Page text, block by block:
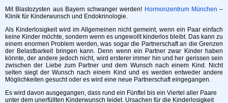
Mit Blastozysten aus Bayern schwanger werden! Hormonzentrum München –
Klinik für Kinderwunsch und Endokrinologie.
Als Kinderlosigkeit wird im Allgemeinen nicht gemeint, wenn ein Paar einfach
keine Kinder möchte, sondern wenn es ungewollt kinderlos bleibt. Das kann zu
einem enormen Problem werden, was sogar die Partnerschaft an die Grenzen
der Belastbarkeit bringen kann. Denn wenn ein Partner zwar Kinder haben
könnte, der andere jedoch nicht, wird ersterer immer hin und her gerissen sein
zwischen der Liebe zum Partner und dem Wunsch nach einem Kind. Nicht
selten siegt der Wunsch nach einem Kind und es werden entweder andere
Möglichkeiten gesucht oder es wird eine neue Partnerschaft eingegangen.
Es wird davon ausgegangen, dass rund ein Fünftel bis ein Viertel aller Paare
unter dem unerfüllten Kinderwunsch leidet. Ursachen für die Kinderlosigkeit